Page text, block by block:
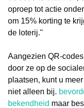
oproep tot actie
om 15% korting te
de loterij."
Aangezien QR-
door ze op de
plaatsen, kunt u
niet alleen bij.
bekendheid maar